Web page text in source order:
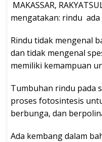
MAKASSAR,
mengatakan: rindu ada
Rindu tidak mengenal
dan tidak mengenal
memiliki kemampuan
Tumbuhan rindu pada
proses fotosintesis
berbunga, dan
Ada kembang dalam